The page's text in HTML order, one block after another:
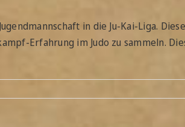
in die Ju-Kai-Liga.
Erfahrung im Judo zu sammeln.